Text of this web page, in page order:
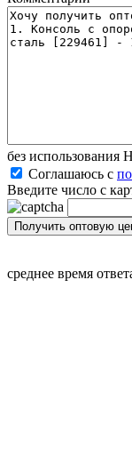
без иcпользования
Соглашаюсь с
Введите число с
среднее время